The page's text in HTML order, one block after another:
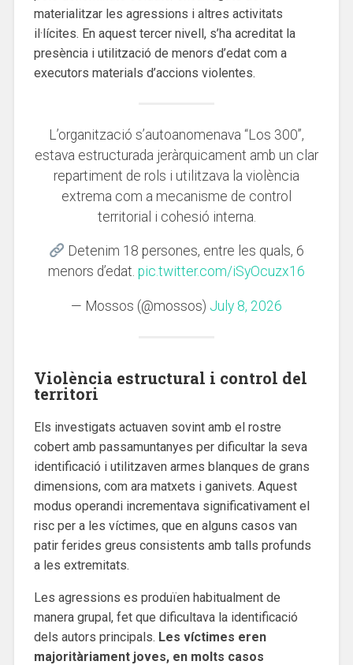
materialitzar les agressions i altres activitats
il·lícites. En aquest tercer nivell, s’ha acreditat la
presència i utilització de menors d’edat com a
executors materials d’accions violentes.
L’organització s’autoanomenava “Los 300”,
estava estructurada jeràrquicament amb un clar
repartiment de rols i utilitzava la violència
extrema com a mecanisme de control
territorial i cohesió interna.
Detenim 18 persones, entre les quals, 6
menors d’edat. pic.twitter.com/iSyOcuzx16
— Mossos (@mossos) July 8, 2026
Violència estructural i control del
territori
Els investigats actuaven sovint amb el rostre
cobert amb passamuntanyes per dificultar la seva
identificació i utilitzaven armes blanques de grans
dimensions, com ara matxets i ganivets. Aquest
modus operandi incrementava significativament el
risc per a les víctimes, que en alguns casos van
patir ferides greus consistents amb talls profunds
a les extremitats.
Les agressions es produïen habitualment de
manera grupal, fet que dificultava la identificació
dels autors principals. Les víctimes eren
majoritàriament joves, en molts casos